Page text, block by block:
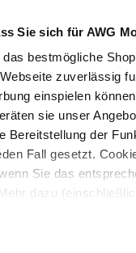
Sie sich für AWG
bestmögliche
zuverlässig
einspielen
sie unser
Bereitstellung der
Fall gesetzt.
Sie das
dazu
inkl. gesetzl. Mehrwertsteuer